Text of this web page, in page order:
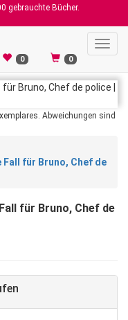
gebrauchte Bücher.
0 0
Abweichungen sind
für Bruno, Chef de
für Bruno, Chef de